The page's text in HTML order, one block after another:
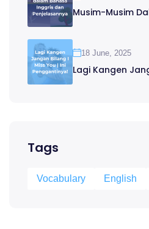
Musim-Musim
18 June, 2025
Lagi Kangen
Tags
Vocabulary English